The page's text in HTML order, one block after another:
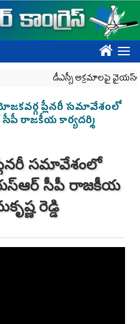
????
డీఎస్సీ అక్రమాలపై
ప్లీనరీ సమావేశంలో
రాజకీయ కార్యదర్శి
ప్లీనరీ సమావేశంలో
సీపీ రాజకీయ
రెడ్డి